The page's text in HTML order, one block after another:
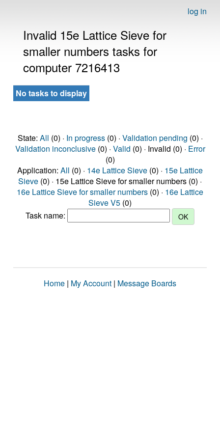
log in
Invalid 15e Lattice Sieve for
smaller numbers tasks for
computer 7216413
No tasks to display
State: All (0) · In progress(0) · Validation pending (0) ·
Validation inconclusive(0) · Valid (0) · Invalid (0) · Error
(0)
Application: All (0) · 14e Lattice Sieve (0) · 15e Lattice
Sieve (0) · 15e Lattice Sieve for smaller numbers (0) ·
16e Lattice Sieve for smaller numbers (0) · 16e Lattice
Sieve V5 (0)
Task name:
Home | My Account | Message Boards